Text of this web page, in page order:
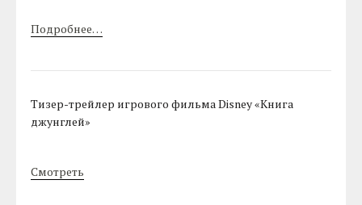
Подробнее…
Тизер-трейлер игрового фильма Disney «Книга
джунглей»
Смотреть